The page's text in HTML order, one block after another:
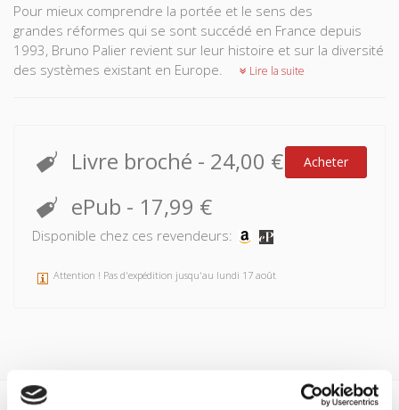
Pour mieux comprendre la portée et le sens des
grandes réformes qui se sont succédé en France depuis
1993, Bruno Palier revient sur leur histoire et sur la diversité
des systèmes existant en Europe.
Lire la suite
Livre broché - 24,00 € Acheter
ePub - 17,99 €
Disponible chez ces revendeurs:
Attention ! Pas d'expédition jusqu'au lundi 17 août